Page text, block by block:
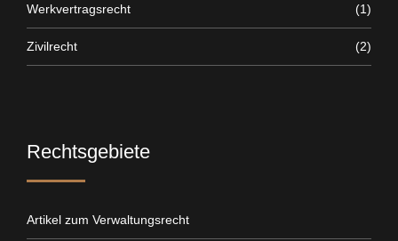
Werkvertragsrecht (1)
Zivilrecht (2)
Rechtsgebiete
Artikel zum Verwaltungsrecht